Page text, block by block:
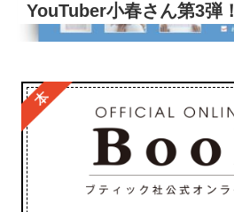
YouTuber小春さん第3弾！